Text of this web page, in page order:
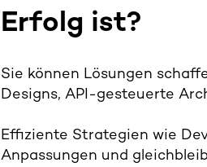
Erfolg ist?
Sie können Lösungen
Designs, API-gesteuerte
Effiziente Strategien wie
Anpassungen und